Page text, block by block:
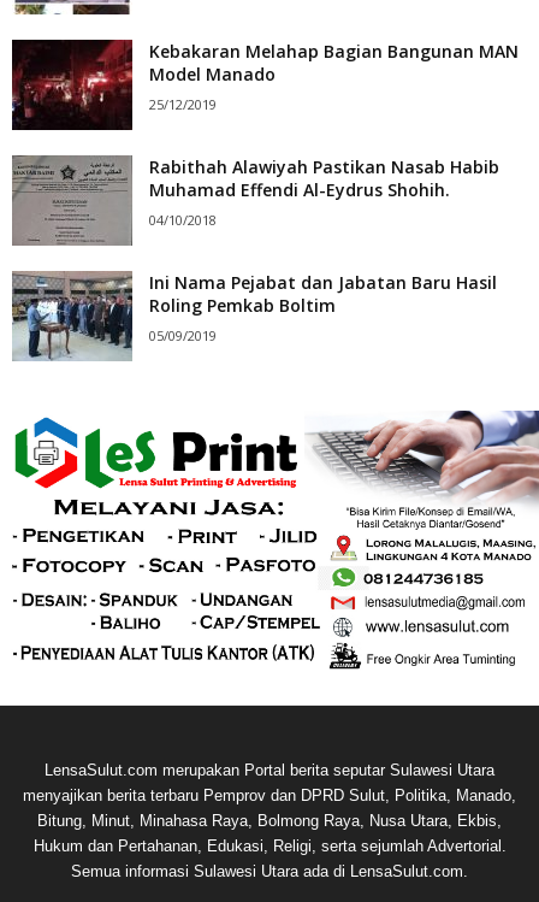
Kebakaran Melahap Bagian Bangunan MAN
Model Manado
25/12/2019
Rabithah Alawiyah Pastikan Nasab Habib
Muhamad Effendi Al-Eydrus Shohih.
04/10/2018
Ini Nama Pejabat dan Jabatan Baru Hasil
Roling Pemkab Boltim
05/09/2019
LensaSulut.com merupakan Portal berita seputar Sulawesi Utara
menyajikan berita terbaru Pemprov dan DPRD Sulut, Politika, Manado,
Bitung, Minut, Minahasa Raya, Bolmong Raya, Nusa Utara, Ekbis,
Hukum dan Pertahanan, Edukasi, Religi, serta sejumlah Advertorial.
Semua informasi Sulawesi Utara ada di LensaSulut.com.